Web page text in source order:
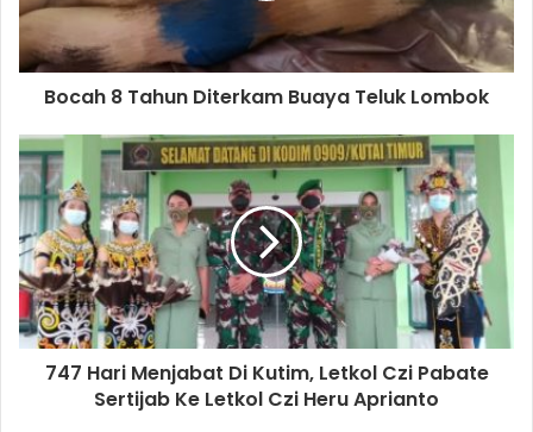
Bocah 8 Tahun Diterkam Buaya Teluk Lombok
747 Hari Menjabat Di Kutim, Letkol Czi Pabate
Sertijab Ke Letkol Czi Heru Aprianto